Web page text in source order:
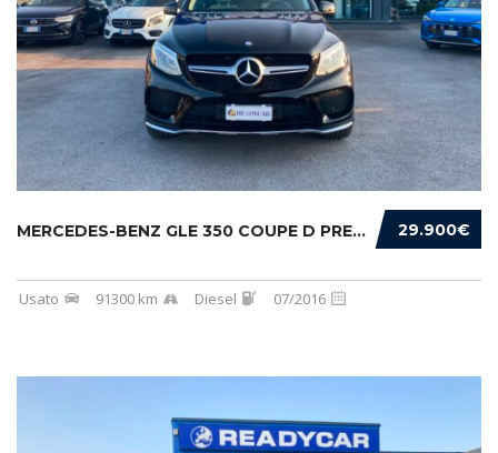
29.900€
MERCEDES-BENZ GLE 350 COUPE D PREMIUM 4MATIC...
Usato 91300 km Diesel 07/2016